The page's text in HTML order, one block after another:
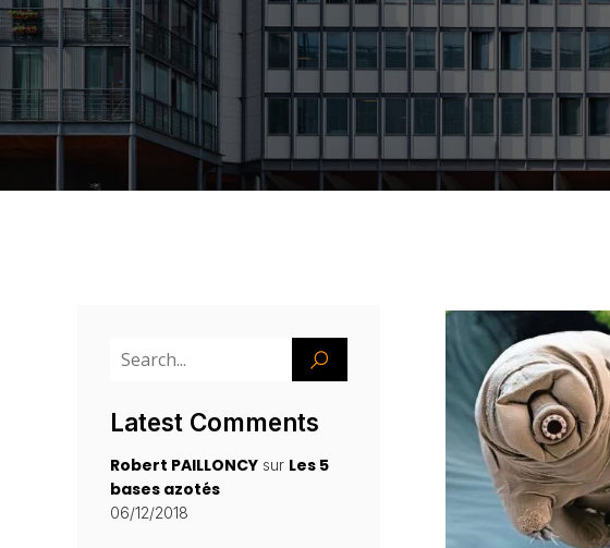
Latest Comments
Robert PAILLONCY sur Les 5
bases azotés
06/12/2018